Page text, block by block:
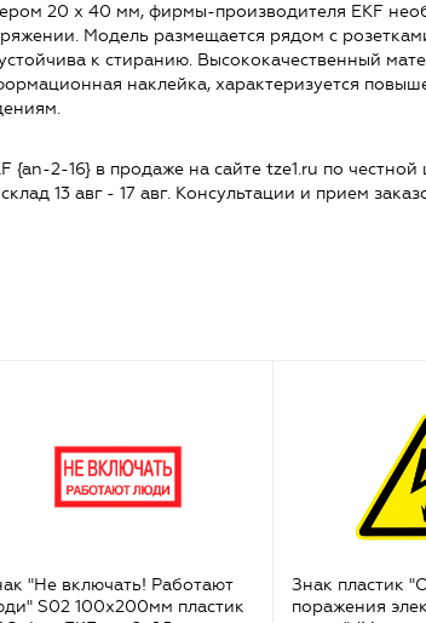
20 х 40 мм, фирмы-производителя EKF
Модель размещается рядом с
к стиранию. Высококачественный
наклейка, характеризуется
2-16} в продаже на сайте tze1.ru по
13 авг - 17 авг. Консультации и прием
"Не включать! Работают
S02 100х200мм пластик
Знак пластик
поражения